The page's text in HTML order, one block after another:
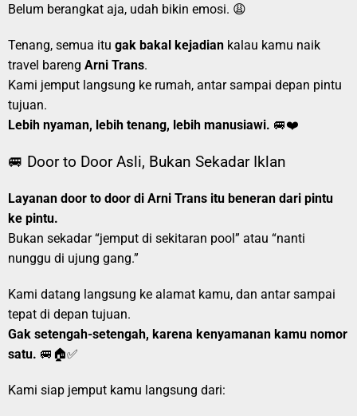
Belum berangkat aja, udah bikin emosi. 😩
Tenang, semua itu gak bakal kejadian kalau kamu naik
travel bareng Arni Trans.
Kami jemput langsung ke rumah, antar sampai depan pintu
tujuan.
Lebih nyaman, lebih tenang, lebih manusiawi. 🚐❤️
🚐 Door to Door Asli, Bukan Sekadar Iklan
Layanan door to door di Arni Trans itu beneran dari pintu
ke pintu.
Bukan sekadar “jemput di sekitaran pool” atau “nanti
nunggu di ujung gang.”
Kami datang langsung ke alamat kamu, dan antar sampai
tepat di depan tujuan.
Gak setengah-setengah, karena kenyamanan kamu nomor
satu. 🚐🏠✅
Kami siap jemput kamu langsung dari: